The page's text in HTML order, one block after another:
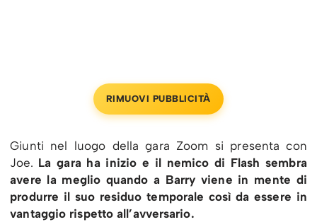
RIMUOVI PUBBLICITÀ
Giunti nel luogo della gara Zoom si presenta con
Joe. La gara ha inizio e il nemico di Flash sembra
avere la meglio quando a Barry viene in mente di
produrre il suo residuo temporale così da essere in
vantaggio rispetto all’avversario.